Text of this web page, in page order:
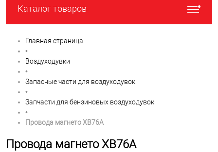
Каталог товаров
Главная страница
•
Воздуходувки
•
Запасные части для воздуходувок
•
Запчасти для бензиновых воздуходувок
•
Провода магнето XB76A
Провода магнето XB76A